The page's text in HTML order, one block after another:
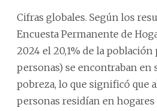
Cifras globales. Según los
Encuesta Permanente de
2024 el 20,1% de la población
personas) se encontraban en
pobreza, lo que significó que
personas residían en